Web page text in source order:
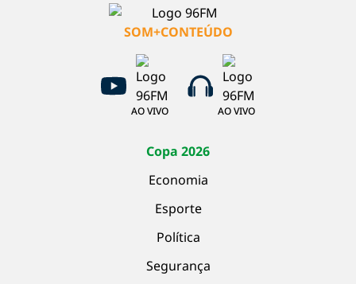
SOM+CONTEÚDO
AO VIVO AO VIVO
Copa 2026
Economia
Esporte
Política
Segurança